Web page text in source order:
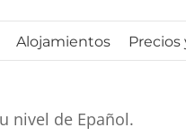
Alojamientos Precios
nivel de Epañol.